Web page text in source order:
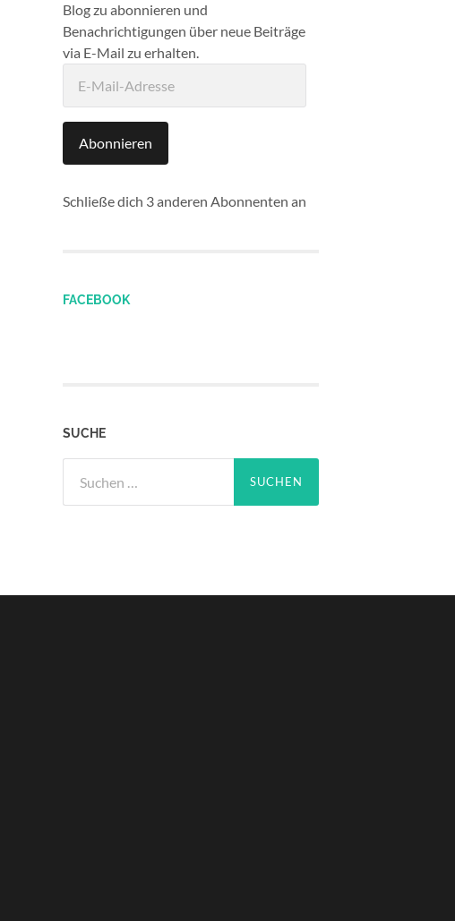
Blog zu abonnieren und
Benachrichtigungen über neue Beiträge
via E-Mail zu erhalten.
Mail-
Abonnieren
Schließe dich 3 anderen Abonnenten an
FACEBOOK
SUCHE
nach: